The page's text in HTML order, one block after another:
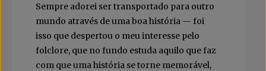
Sempre adorei ser transportado para outro
mundo através de uma boa história — foi
isso que despertou o meu interesse pelo
folclore, que no fundo estuda aquilo que faz
com que uma história se torne memorável,